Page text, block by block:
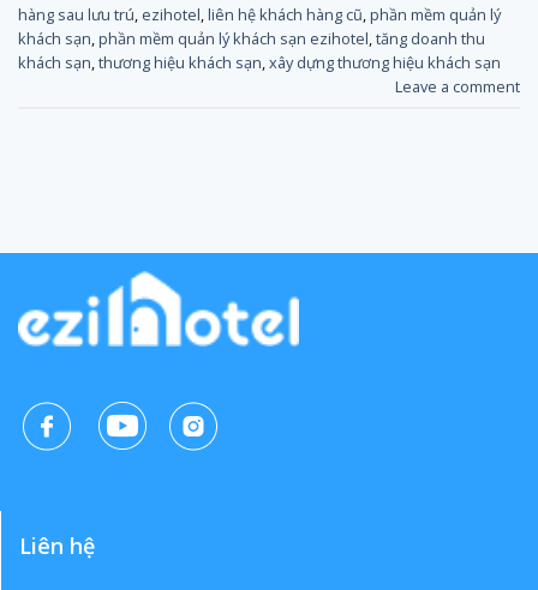
hàng sau lưu trú, ezihotel,liên hệ khách hàng cũ,phần mềm quản lý
khách sạn,phần mềm quản lý khách sạn ezihotel,tăng doanh thu
khách sạn,thương hiệu khách sạn,xây dựng thương hiệu khách sạn
Leave a comment
Liên hệ